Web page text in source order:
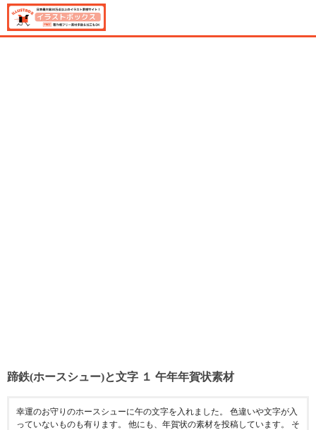
蹄鉄(ホースシュー)と文字 １ 午年年賀状素材
幸運のお守りのホースシューに午の文字を入れました。 色違いや文字が入
っていないものも有ります。 他にも、年賀状の素材を投稿しています。 そ